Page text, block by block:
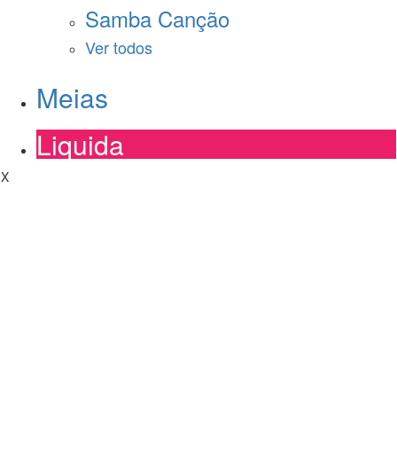
Samba Canção
Ver todos
Meias
Liquida
X